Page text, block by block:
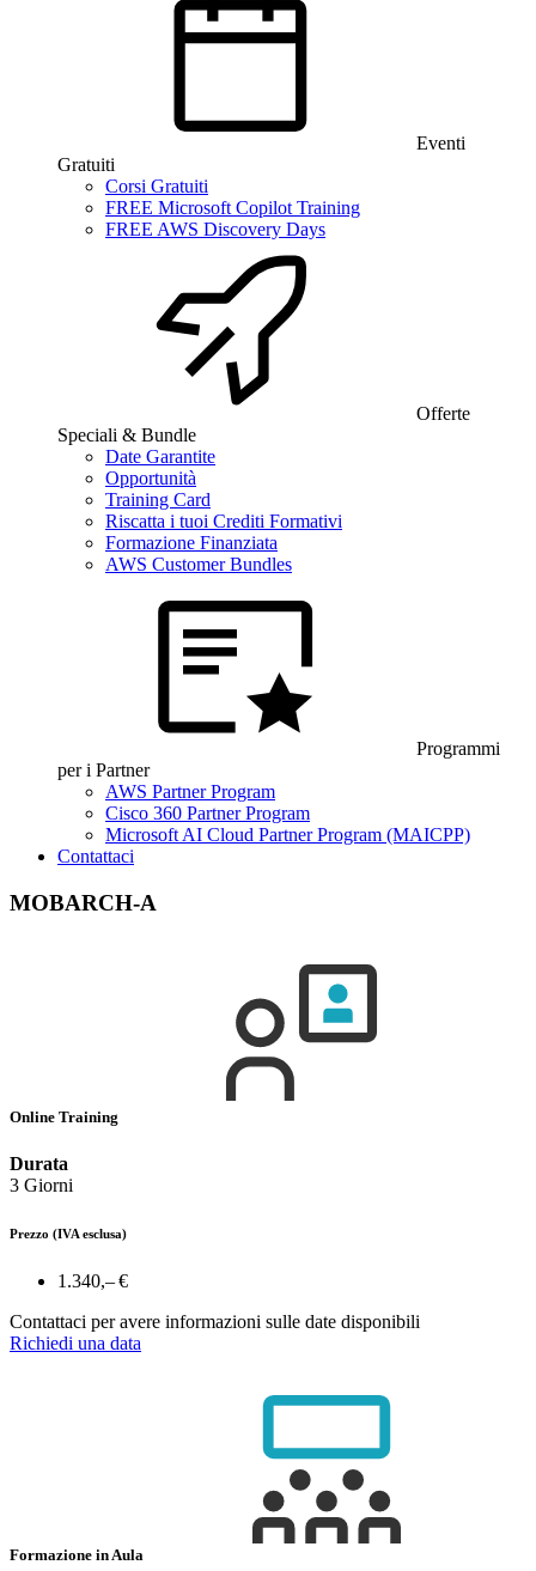
Eventi
Gratuiti
Corsi Gratuiti
FREE Microsoft Copilot Training
FREE AWS Discovery Days
Offerte
Speciali & Bundle
Date Garantite
Opportunità
Training Card
Riscatta i tuoi Crediti Formativi
Formazione Finanziata
AWS Customer Bundles
Programmi
per i Partner
AWS Partner Program
Cisco 360 Partner Program
Microsoft AI Cloud Partner Program (MAICPP)
Contattaci
MOBARCH-A
Online Training
Durata
3 Giorni
Prezzo (IVA esclusa)
1.340,– €
Contattaci per avere informazioni sulle date disponibili
Richiedi una data
Formazione in Aula